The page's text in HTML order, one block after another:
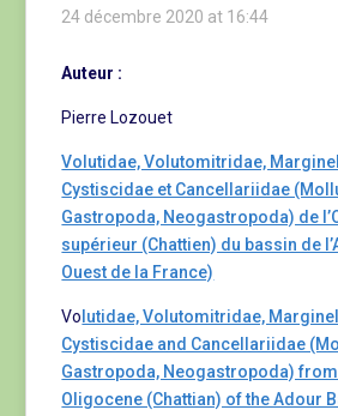
24 décembre 2020 at 16:44
Auteur :
Pierre Lozouet
Volutidae, Volutomitridae,
Cystiscidae et Cancellariidae
Gastropoda, Neogastropoda) de
supérieur (Chattien) du bassin de
Ouest de la France)
Vo lutidae, Volutomitridae,
Cystiscidae and Cancellariidae
Gastropoda, Neogastropoda) from
Oligocene (Chattian) of the Adour